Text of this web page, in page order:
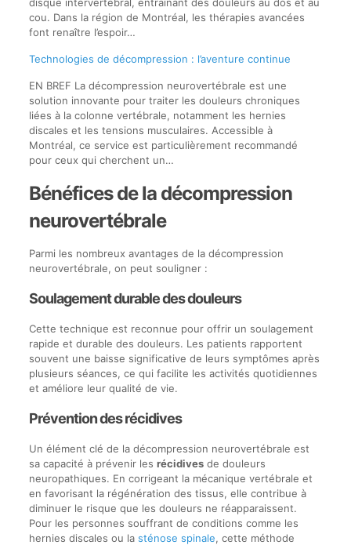
cou. Dans la région de Montréal, les thérapies avancées
font renaître l’espoir…
Technologies de décompression : l’aventure continue
EN BREF La décompression neurovertébrale est une
solution innovante pour traiter les douleurs chroniques
liées à la colonne vertébrale, notamment les hernies
discales et les tensions musculaires. Accessible à
Montréal, ce service est particulièrement recommandé
pour ceux qui cherchent un…
Bénéfices de la décompression
neurovertébrale
Parmi les nombreux avantages de la décompression
neurovertébrale, on peut souligner :
Soulagement durable des douleurs
Cette technique est reconnue pour offrir un soulagement
rapide et durable des douleurs. Les patients rapportent
souvent une baisse significative de leurs symptômes après
plusieurs séances, ce qui facilite les activités quotidiennes
et améliore leur qualité de vie.
Prévention des récidives
Un élément clé de la décompression neurovertébrale est
sa capacité à prévenir les récidivesde douleurs
neuropathiques. En corrigeant la mécanique vertébrale et
en favorisant la régénération des tissus, elle contribue à
diminuer le risque que les douleurs ne réapparaissent.
Pour les personnes souffrant de conditions comme les
hernies discales ou la sténose spinale, cette méthode